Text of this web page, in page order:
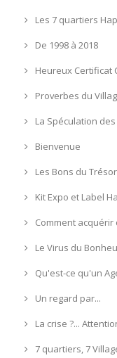
Les 7 quartiers
De 1998 à 2018
Heureux Certificat
Proverbes du
La Spéculation
Bienvenue
Les Bons du
Kit Expo et Label
Comment acquérir
Le Virus du
Qu'est-ce qu'un
Un regard par...
La crise ?...
7 quartiers, 7